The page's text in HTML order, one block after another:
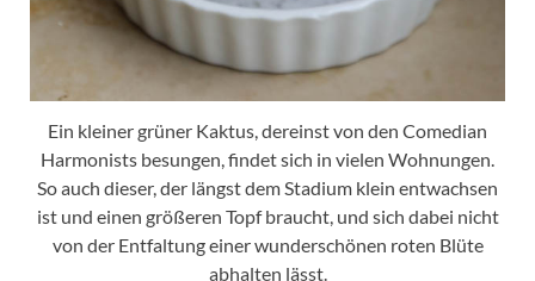
Ein kleiner grüner Kaktus, dereinst von den Comedian
Harmonists besungen, findet sich in vielen Wohnungen.
So auch dieser, der längst dem Stadium klein entwachsen
ist und einen größeren Topf braucht, und sich dabei nicht
von der Entfaltung einer wunderschönen roten Blüte
abhalten lässt.